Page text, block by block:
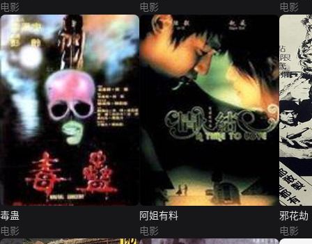
电影
电影
电影
毒蛊
电影
阿姐有料
电影
邪花劫
电影